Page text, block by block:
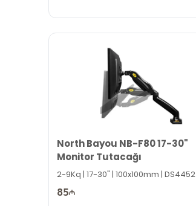
North Bayou NB-F80 17-30"
Monitor Tutacağı
2-9Kq | 17-30" | 100x100mm | DS4452
85